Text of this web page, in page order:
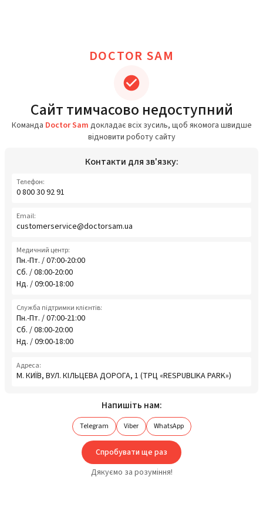
DOCTOR SAM
Сайт тимчасово недоступний
Команда Doctor Sam докладає всіх зусиль, щоб якомога швидше
відновити роботу сайту
Контакти для зв'язку:
Телефон:
0 800 30 92 91
Email:
customerservice@doctorsam.ua
Медичний центр:
Пн.-Пт. / 07:00-20:00
Сб. / 08:00-20:00
Нд. / 09:00-18:00
Служба підтримки клієнтів:
Пн.-Пт. / 07:00-21:00
Сб. / 08:00-20:00
Нд. / 09:00-18:00
Адреса:
М. КИЇВ, ВУЛ. КІЛЬЦЕВА ДОРОГА, 1 (ТРЦ «RESPUBLIKA PARK»)
Напишіть нам:
Telegram Viber WhatsApp
Спробувати ще раз
Дякуємо за розуміння!